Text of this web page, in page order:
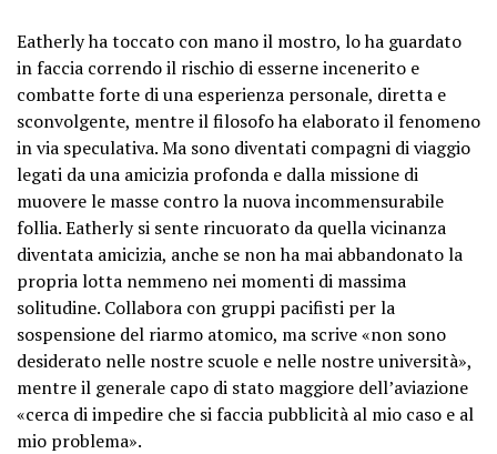
Eatherly ha toccato con mano il mostro, lo ha guardato
in faccia correndo il rischio di esserne incenerito e
combatte forte di una esperienza personale, diretta e
sconvolgente, mentre il filosofo ha elaborato il fenomeno
in via speculativa. Ma sono diventati compagni di viaggio
legati da una amicizia profonda e dalla missione di
muovere le masse contro la nuova incommensurabile
follia. Eatherly si sente rincuorato da quella vicinanza
diventata amicizia, anche se non ha mai abbandonato la
propria lotta nemmeno nei momenti di massima
solitudine. Collabora con gruppi pacifisti per la
sospensione del riarmo atomico, ma scrive «non sono
desiderato nelle nostre scuole e nelle nostre università»,
mentre il generale capo di stato maggiore dell’aviazione
«cerca di impedire che si faccia pubblicità al mio caso e al
mio problema».